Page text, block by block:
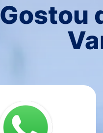
Gostou